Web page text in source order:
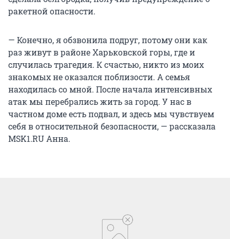
ракетной опасности.
— Конечно, я обзвонила подруг, потому они как
раз живут в районе Харьковской горы, где и
случилась трагедия. К счастью, никто из моих
знакомых не оказался поблизости. А семья
находилась со мной. После начала интенсивных
атак мы перебрались жить за город. У нас в
частном доме есть подвал, и здесь мы чувствуем
себя в относительной безопасности, — рассказала
MSK1.RU Анна.